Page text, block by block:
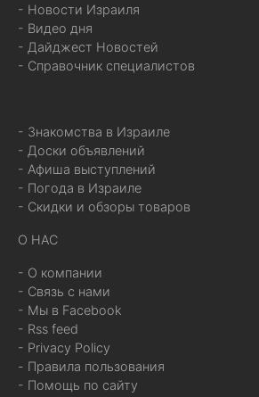
- Новости Израиля
- Видео дня
- Дайджест Новостей
- Справочник специалистов
- Знакомства в Израиле
- Доски объявлений
- Афиша выступлений
- Погода в Израиле
- Скидки и обзоры товаров
О НАС
- О компании
- Связь с нами
- Мы в Facebook
- Rss feed
- Privacy Policy
- Правила пользования
- Помощь по сайту